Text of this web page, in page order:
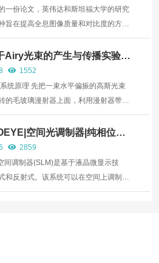
一份论文，英伟达和斯坦福大学的研究
旨在提高全息图像质量和对比度的方
术将有助于改善用于虚拟现实和增强现
。 团队指出：“增强现实和虚拟现实系
数字世界之间提供无缝的接口，而这将
Airy光束的产生与传播实验系
1552
统原理 先把一束水平偏振的高斯光束
的毛玻璃漫射器上面，利用漫射器带来
来生成空间非相干光束。然后把非相干
调制器的三次相位模板上，通过一个傅
焦点的位置产生空间Airy非相干光束。
空间光调制器|纯相位空
液晶空间光调制器|液晶光
2859
间调制器(SLM)是基于液晶微显示技
和反射式。该系统可以在空间上调制光
布，是一种动态光学元件。光学函数和